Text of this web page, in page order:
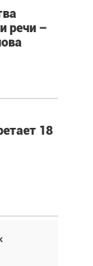
речи –
18
в